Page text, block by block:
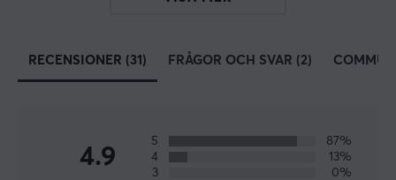
Antal skärmar
RECENSIONER (31) FRÅGOR OCH SVAR (2)
4.9
5
87%
4
13%
3
0%